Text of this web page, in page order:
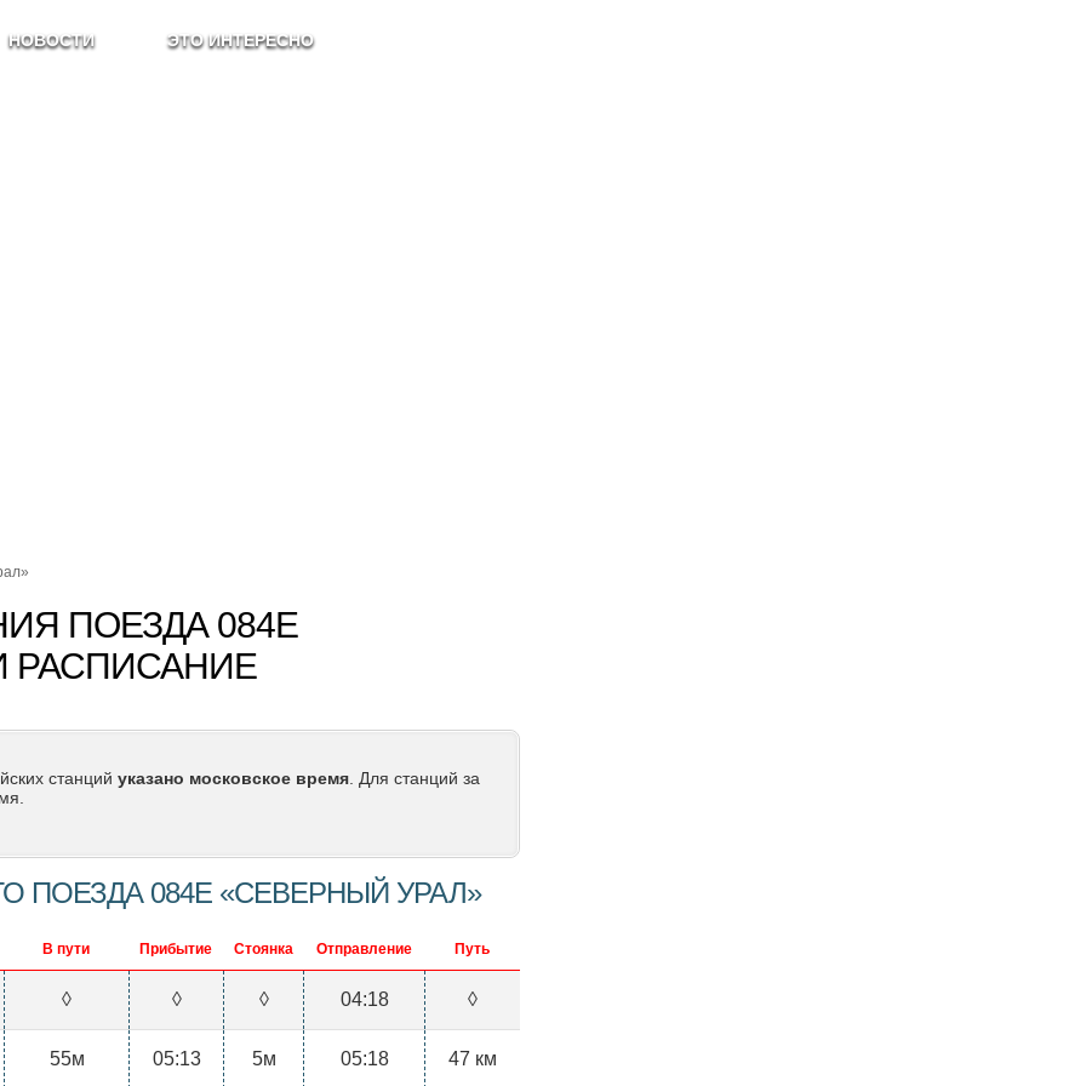
НОВОСТИ ЭТО ИНТЕРЕСНО
ПОЕЗДА 084Е
РАСПИСАНИЕ
станций указано московское время . Для станций за
ПОЕЗДА 084Е «СЕВЕРНЫЙ УРАЛ»
В пути Прибытие Стоянка Отправление Путь
◊ ◊ ◊ 04:18 ◊
55м 05:13 5м 05:18 47 км